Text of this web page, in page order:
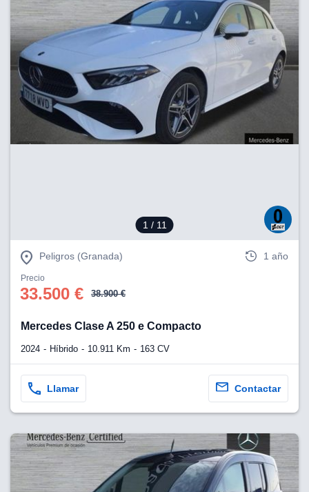
1 / 11
Peligros (Granada) 1 año
Precio
33.500 € 38.900 €
Mercedes Clase A 250 e Compacto
2024 Híbrido 10.911 Km 163 CV
Llamar Contactar